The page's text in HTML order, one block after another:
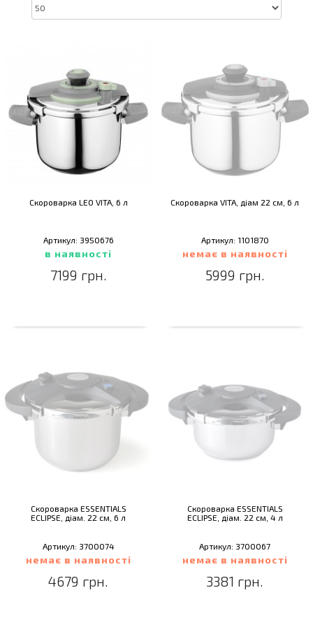
Скороварка LEO VITA, 6 л
Артикул: 3950676
в наявності
7199 грн.
Скороварка VITA, діам 22 см, 6 л
Артикул: 1101870
немає в наявності
5999 грн.
Скороварка ESSENTIALS
ECLIPSE, діам. 22 см, 6 л
Артикул: 3700074
немає в наявності
4679 грн.
Скороварка ESSENTIALS
ECLIPSE, діам. 22 см, 4 л
Артикул: 3700067
немає в наявності
3381 грн.